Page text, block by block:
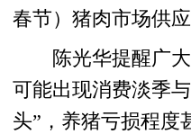
春节）猪肉市场供应
陈光华提醒广大
可能出现消费淡季
头”，养猪亏损程度